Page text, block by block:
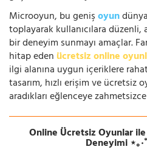
Microoyun, bu genişoyun
toplayarak kullanıcılara düzenli,
bir deneyim sunmayı amaçlar.
hitap eden ücretsiz online
ilgi alanına uygun içeriklere
tasarım, hızlı erişim ve ücretsiz
aradıkları eğlenceye zahmetsizce
Online Ücretsiz Oyunlar
Deneyimi ⋆｡